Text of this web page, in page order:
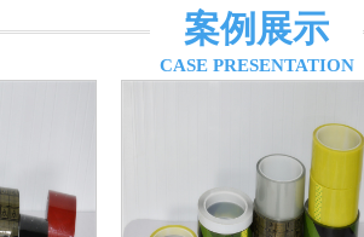
案例展示
CASE PRESENTATION